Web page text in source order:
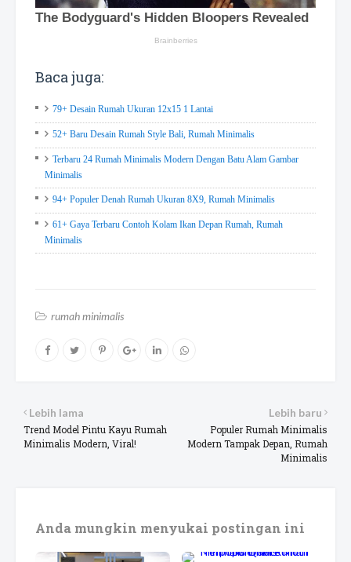
Baca juga:
79+ Desain Rumah Ukuran 12x15 1 Lantai
52+ Baru Desain Rumah Style Bali, Rumah Minimalis
Terbaru 24 Rumah Minimalis Modern Dengan Batu Alam Gambar
Minimalis
94+ Populer Denah Rumah Ukuran 8X9, Rumah Minimalis
61+ Gaya Terbaru Contoh Kolam Ikan Depan Rumah, Rumah
Minimalis
rumah minimalis
Lebih baru
Populer Rumah Minimalis
Modern Tampak Depan, Rumah
Minimalis
Lebih lama
Trend Model Pintu Kayu Rumah
Minimalis Modern, Viral!
Anda mungkin menyukai postingan ini